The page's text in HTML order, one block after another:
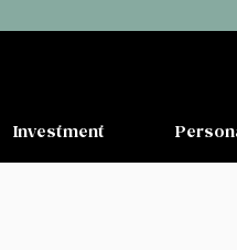
Investment